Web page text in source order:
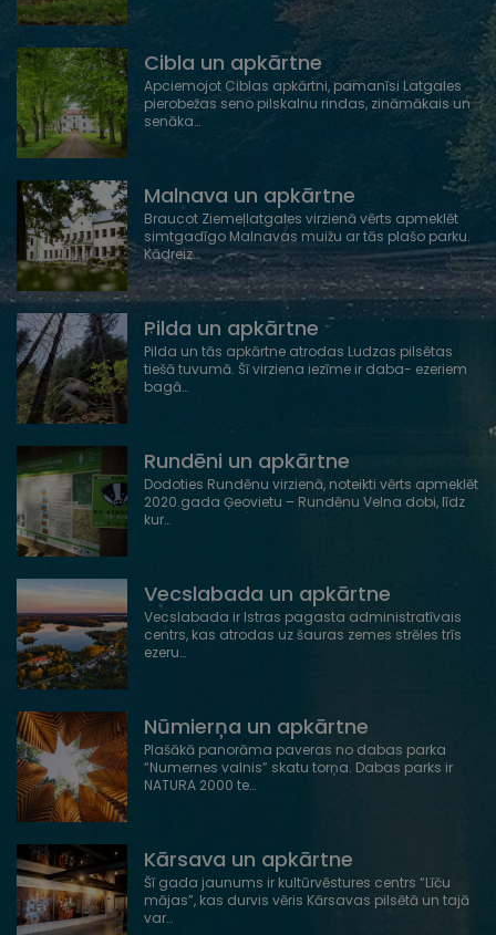
Cibla un apkārtne
Apciemojot Ciblas apkārtni, pamanīsi Latgales
pierobežas seno pilskalnu rindas, zināmākais un
senāka…
Malnava un apkārtne
Braucot Ziemeļlatgales virzienā vērts apmeklēt
simtgadīgo Malnavas muižu ar tās plašo parku.
Kādreiz…
Pilda un apkārtne
Pilda un tās apkārtne atrodas Ludzas pilsētas
tiešā tuvumā. Šī virziena iezīme ir daba- ezeriem
bagā…
Rundēni un apkārtne
Dodoties Rundēnu virzienā, noteikti vērts apmeklēt
2020.gada Ģeovietu – Rundēnu Velna dobi, līdz
kur…
Vecslabada un apkārtne
Vecslabada ir Istras pagasta administratīvais
centrs, kas atrodas uz šauras zemes strēles trīs
ezeru…
Nūmierņa un apkārtne
Plašākā panorāma paveras no dabas parka
“Numernes valnis” skatu torņa. Dabas parks ir
NATURA 2000 te…
Kārsava un apkārtne
Šī gada jaunums ir kultūrvēstures centrs “Līču
mājas”, kas durvis vēris Kārsavas pilsētā un tajā
var…